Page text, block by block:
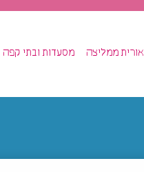
אורית ממליצה מסעדות ובתי קפה